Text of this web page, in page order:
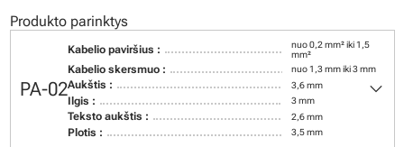
Produkto parinktys
PA-02
Kabelio paviršius :
nuo 0,2 mm² iki 1,5
mm²
Kabelio skersmuo : nuo 1,3 mm iki 3 mm
Aukštis : 3,6 mm
Ilgis : 3 mm
Teksto aukštis : 2,6 mm
Plotis : 3,5 mm
keyboard_arrow_down